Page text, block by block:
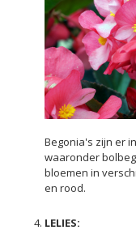
Begonia's zijn er
waaronder
bloemen in
en rood.
LELIES: